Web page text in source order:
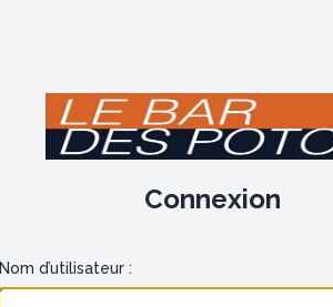
Connexion
Nom d’utilisateur :